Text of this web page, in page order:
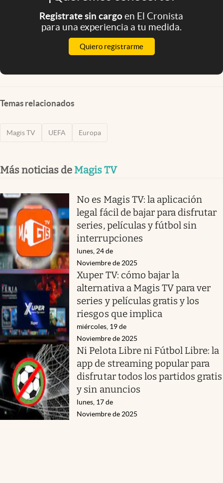
Registrate sin cargoen El Cronista
para una experiencia a tu medida.
Quiero registrarme
Temas relacionados
Magis TV UEFA Europa
Más noticias de Magis TV
No es Magis TV: la aplicación
legal fácil de bajar para disfrutar
series, películas y fútbol sin
interrupciones
lunes, 24 de
Noviembre de 2025
Xuper TV: cómo bajar la
alternativa a Magis TV para ver
series y películas gratis y los
riesgos que implica
miércoles, 19 de
Noviembre de 2025
Ni Pelota Libre ni Fútbol Libre: la
app de streaming popular para
disfrutar todos los partidos gratis
y sin anuncios
lunes, 17 de
Noviembre de 2025